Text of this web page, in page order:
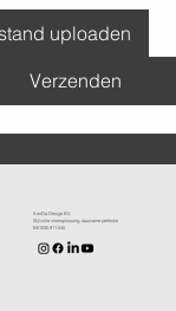
uploaden
Verzenden
KenDa Design BV.
Stijlvolle vloeroplossing, duurzame perfectie
BE1030.911.545